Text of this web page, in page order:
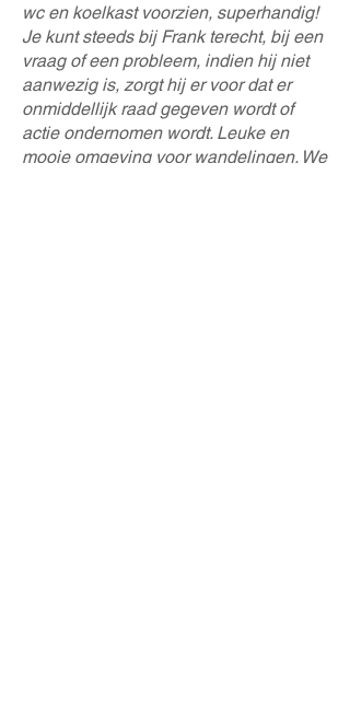
wc en koelkast voorzien, superhandig!
Je kunt steeds bij Frank terecht, bij een
vraag of een probleem, indien hij niet
aanwezig is, zorgt hij er voor dat er
onmiddellijk raad gegeven wordt of
actie ondernomen wordt. Leuke en
mooie omgeving voor wandelingen. We